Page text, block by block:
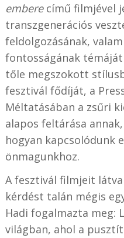
emberecímű filmjével
transzgenerációs
feldolgozásának,
fontosságának
tőle megszokott
fesztivál fődíját, a
Méltatásában a zsűri
alapos feltárása
hogyan kapcsolódunk
önmagunkhoz.
A fesztivál filmjeit
kérdést talán mégis
Hadi fogalmazta meg:
világban, ahol a